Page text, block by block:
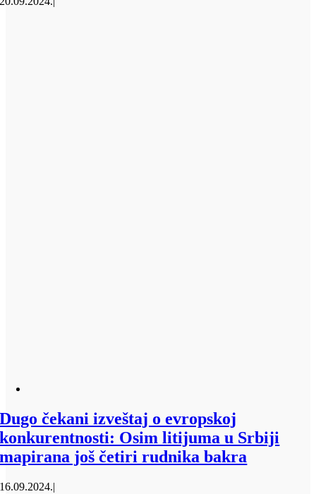
Dugo čekani izveštaj o evropskoj
konkurentnosti: Osim litijuma u Srbiji
mapirana još četiri rudnika bakra
16.09.2024.|